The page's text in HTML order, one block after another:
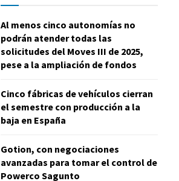
Al menos cinco autonomías no
podrán atender todas las
solicitudes del Moves III de 2025,
pese a la ampliación de fondos
Cinco fábricas de vehículos cierran
el semestre con producción a la
baja en España
Gotion, con negociaciones
avanzadas para tomar el control de
Powerco Sagunto